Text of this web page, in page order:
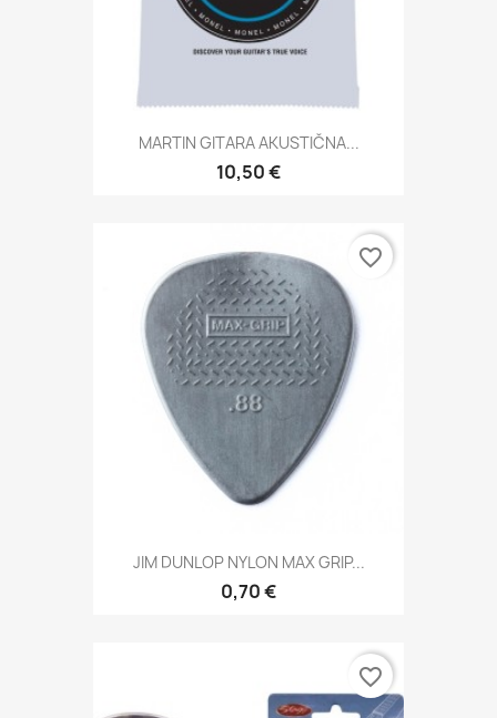
MARTIN GITARA AKUSTIČNA...
10,50 €
JIM DUNLOP NYLON MAX GRIP...
0,70 €
favorite_border
favorite_border